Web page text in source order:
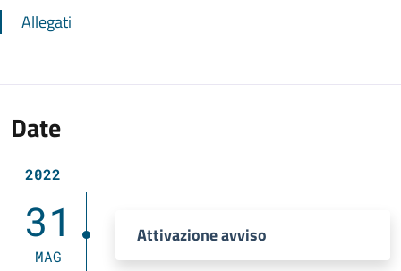
Allegati
Date
2022
31
MAG
Attivazione avviso